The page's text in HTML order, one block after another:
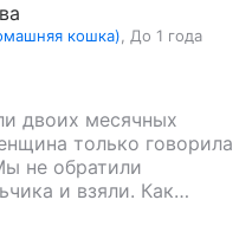
кошка) До 1 года
двоих месячных
только говорила
не обратили
и взяли. Как